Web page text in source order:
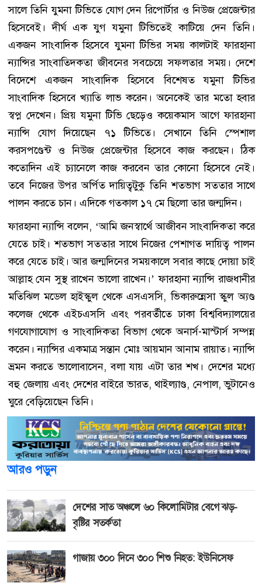
সালে তিনি যুমনা টিভিতে যোগ দেন রিপোর্টার ও নিউজ প্রেজেন্টার
হিসেবেই। দীর্ঘ এক যুগ যমুনা টিভিতেই কাটিয়ে দেন তিনি।
একজন সাংবাদিক হিসেবে যুমনা টিভির সময় কালটাই ফারহানা
ন্যান্সির সাংবাতিদকতা জীবনের সবচেয়ে সফলতার সময়। দেশে
বিদেশে একজন সাংবাদিক হিসেবে বিশেষত যমুনা টিভির
সাংবাদিক হিসেবে খ্যাতি লাভ করেন। অনেকেই তার মতো হবার
স্বপ্ন দেখেন। প্রিয় যমুনা টিভি ছেড়েও কয়েকমাস আগে ফারহানা
ন্যান্সি যোগ দিয়েছেন ৭১ টিভিতে। সেখানে তিনি স্পেশাল
করসপণ্ডেন্ট ও নিউজ প্রেজেন্টার হিসেবে কাজ করছেন। ঠিক
কতোদিন এই চ্যানেলে কাজ করবেন তার কোনো হিসেবে নেই।
তবে নিজের উপর অর্পিত দায়িত্বটুকু তিনি শতভাগ সততার সাথে
পালন করতে চান। এদিকে গতকাল ১৭ মে ছিলো তার জন্মদিন।
ফারহানা ন্যান্সি বলেন, ‘আমি জনস্বার্থে আজীবন সাংবাদিকতা করে
যেতে চাই। শতভাগ সততার সাথে নিজের পেশাগত দায়িত্ব পালন
করে যেতে চাই। আর জন্মদিনের সময়কালে সবার কাছে দোয়া চাই
আল্লাহ যেন সুস্থ রাখেন ভালো রাখেন।’ ফারহানা ন্যান্সি রাজধানীর
মতিঝিল মডেল হাইস্কুল থেকে এসএসসি, ভিকারুন্নেসা স্কুল অ্যণ্ড
কলেজ থেকে এইচএসসি এবং পরবর্তীতে ঢাকা বিশ্ববিদ্যালয়ের
গণযোগাযোগ ও সাংবাদিকতা বিভাগ থেকে অনার্স-মাস্টার্স সম্পন্ন
করেন। ন্যান্সির একমাত্র সন্তান মোঃ আয়মান আনাম রায়াত। ন্যান্সি
ভ্রমন করতে ভালোবাসেন, বলা যায় এটা তার শখ। দেশের মধ্যে
বহু জেলায় এবং দেশের বাইরে ভারত, থাইল্যাণ্ড, নেপাল, ভুটানেও
ঘুরে বেড়িয়েছেন তিনি।
আরও পড়ুন
দেশের সাত অঞ্চলে ৬০ কিলোমিটার বেগে ঝড়-
বৃষ্টির সতর্কতা
গাজায় ৩০০ দিনে ৩০০ শিশু নিহত: ইউনিসেফ